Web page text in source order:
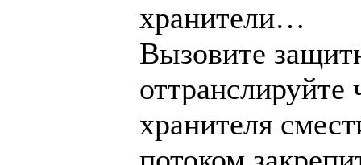
хранители…
Вызовите
оттранслируйте
хранителя